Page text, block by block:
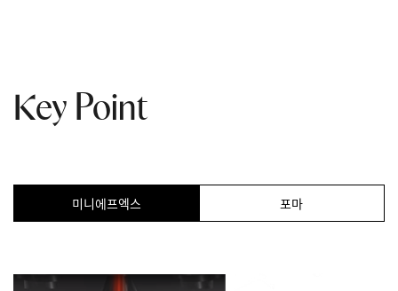
Key Point
미니에프엑스 포마